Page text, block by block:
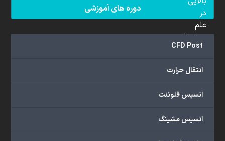
دوره های آموزشی
CFD Post
انتقال حرارت
انسیس فلوئنت
انسیس مشینگ
در
علم
دینامیک
سیالات
(CFD)
هستند.
ما